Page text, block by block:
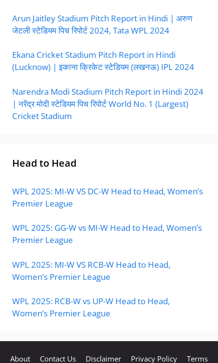
Arun Jaitley Stadium Pitch Report in Hindi | अरुण
जेटली स्टेडियम पिच रिपोर्ट 2024, Tata WPL 2024
Ekana Cricket Stadium Pitch Report in Hindi
(Lucknow) | इकाना क्रिकेट स्टेडियम (लखनऊ) IPL 2024
Narendra Modi Stadium Pitch Report in Hindi 2024
| नरेंद्र मोदी स्टेडियम पिच रिपोर्ट World No. 1 (Largest)
Cricket Stadium
Head to Head
WPL 2025: MI-W VS DC-W Head to Head, Women’s
Premier League
WPL 2025: GG-W vs MI-W Head to Head, Women’s
Premier League
WPL 2025: MI-W VS RCB-W Head to Head,
Women’s Premier League
WPL 2025: RCB-W vs UP-W Head to Head,
Women’s Premier League
About Contact Us Disclaimer Privacy Policy Terms